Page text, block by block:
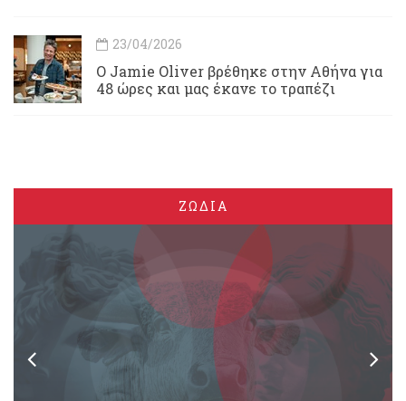
23/04/2026
Ο Jamie Oliver βρέθηκε στην Αθήνα για
48 ώρες και μας έκανε το τραπέζι
ΖΩΔΙΑ